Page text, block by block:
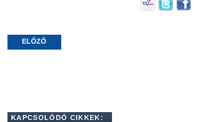
ELŐZŐ
KAPCSOLÓDÓ CIKKEK: